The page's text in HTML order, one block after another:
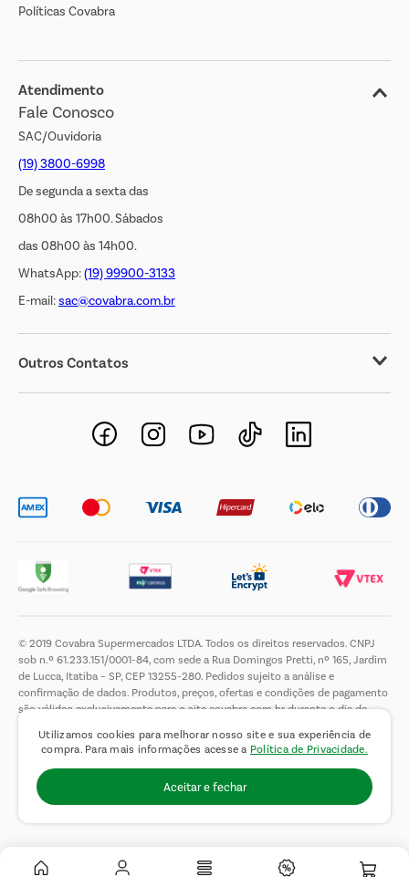
Utilizamos cookies para melhorar nosso site e sua experiência de
compra. Para mais informações acesse a Política de Privacidade.
Aceitar e fechar
Cliente Bem Estar
Jornal de Ofertas
Transparência Salarial
Políticas Covabra
Atendimento
Fale Conosco
SAC/Ouvidoria
(19) 3800-6998
De segunda a sexta das
08h00 às 17h00. Sábados
das 08h00 às 14h00.
WhatsApp:(19) 99900-3133
E-mail:sac@covabra.com.br
Outros Contatos
Negócios Imobiliários
Novos Fornecedores
© 2019 Covabra Supermercados LTDA. Todos os direitos reservados. CNPJ
sob n.º 61.233.151/0001-84, com sede a Rua Domingos Pretti, nº 165, Jardim
de Lucca, Itatiba – SP, CEP 13255-280. Pedidos sujeito a análise e
confirmação de dados. Produtos, preços, ofertas e condições de pagamento
são válidos exclusivamente para o site covabra.com.br durante o dia de
de limitar a quantidade máxima de produtos por compra por cliente. Não
vendemos no atacado. Fotos meramente ilustrativas.É proibida a venda e a
entrega de bebidas alcoólicas a menores de 18 (dezoito) anos, conforme Lei
n.° 8069/90, art. 81, inciso II (Estatuto da Criança e do Adolescente).